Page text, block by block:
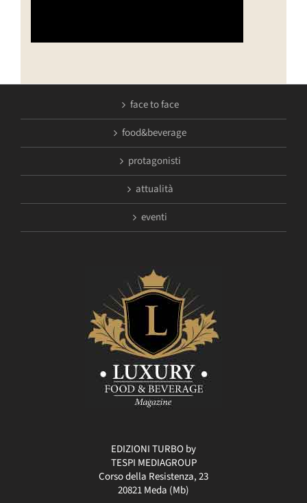
face to face
food&beverage
protagonisti
attualità
eventi
EDIZIONI TURBO by
TESPI MEDIAGROUP
Corso della Resistenza, 23
20821 Meda (Mb)